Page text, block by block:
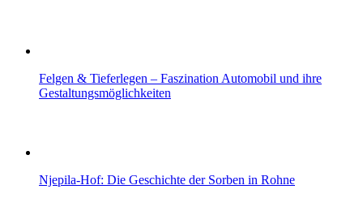
Felgen & Tieferlegen – Faszination Automobil und ihre
Gestaltungsmöglichkeiten
Njepila-Hof: Die Geschichte der Sorben in Rohne